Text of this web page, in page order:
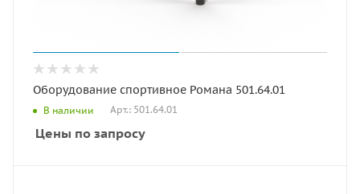
Оборудование спортивное Романа 501.64.01
В наличии Арт.: 501.64.01
Цены по запросу